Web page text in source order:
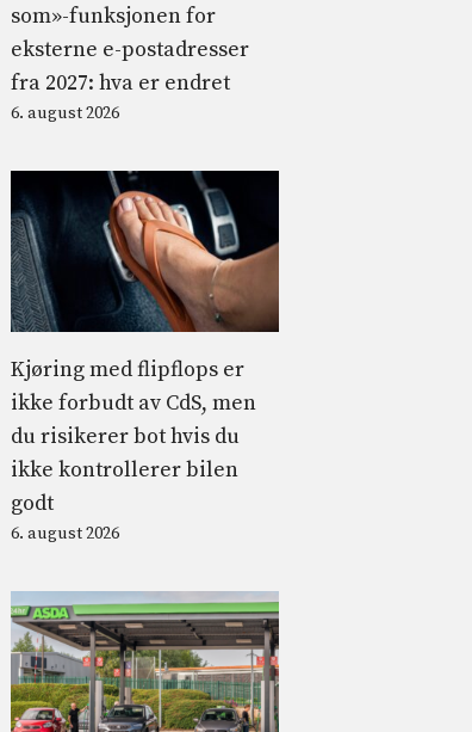
som»-funksjonen for
eksterne e-postadresser
fra 2027: hva er endret
6. august 2026
Kjøring med flipflops er
ikke forbudt av CdS, men
du risikerer bot hvis du
ikke kontrollerer bilen
godt
6. august 2026